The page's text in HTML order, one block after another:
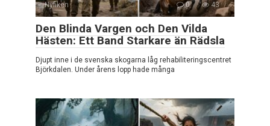
Nyfiken 0 43
Den Blinda Vargen och Den Vilda
Hästen: Ett Band Starkare än Rädsla
Djupt inne i de svenska skogarna låg rehabiliteringscentret
Björkdalen. Under årens lopp hade många